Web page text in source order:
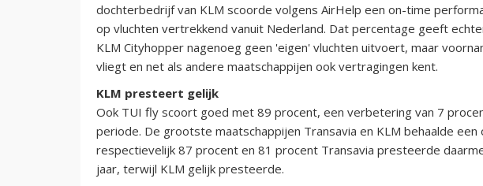
dochterbedrijf van KLM scoorde volgens AirHelp een on-time
op vluchten vertrekkend vanuit Nederland. Dat percentage geeft
KLM Cityhopper nagenoeg geen 'eigen' vluchten uitvoert, maar
vliegt en net als andere maatschappijen ook vertragingen kent.
KLM presteert gelijk
Ook TUI fly scoort goed met 89 procent, een verbetering van 7
periode. De grootste maatschappijen Transavia en KLM behaalde
respectievelijk 87 procent en 81 procent Transavia presteerde
jaar, terwijl KLM gelijk presteerde.